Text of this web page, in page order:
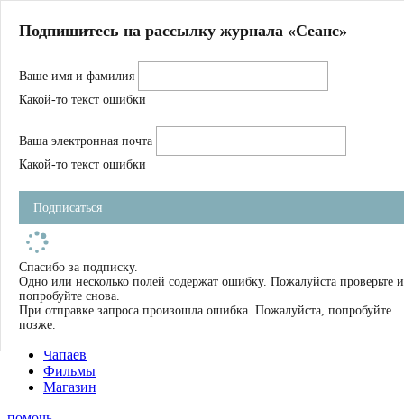
Магазин
Журнал
Школа
Устав
Фильмы
Имена
Тэги
О нас
Журнал
Книги
Чапаев
Фильмы
Магазин
Подпишитесь на рассылку журнала «Сеанс»
Ваше имя и фамилия
Какой-то текст ошибки
Ваша электронная почта
Какой-то текст ошибки
Подписаться
Спасибо за подписку.
Одно или несколько полей содержат ошибку. Пожалуйста проверьте и
попробуйте снова.
При отправке запроса произошла ошибка. Пожалуйста, попробуйте
позже.